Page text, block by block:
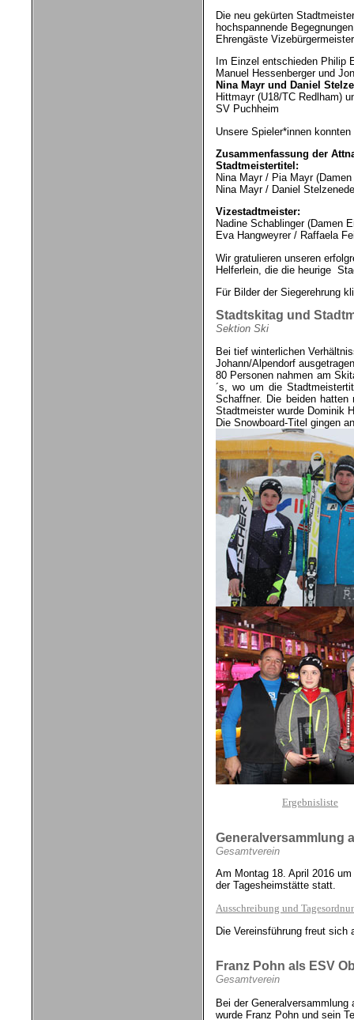
Die neu gekürten
hochspannende
Ehrengäste
Im Einzel entschieden Philip
Manuel Hessenberger und
Nina Mayr und Daniel
Hittmayr (U18/TC Redlham)
SV Puchheim
Unsere Spieler*innen
Zusammenfassung der
Stadtmeistertitel:
Nina Mayr / Pia Mayr (Damen
Nina Mayr / Daniel
Vizestadtmeister:
Nadine Schablinger (Damen
Eva Hangweyrer / Raffaela
Wir gratulieren unseren
Helferlein, die die heurige
Für Bilder der Siegerehrung
Stadtskitag und
Sektion Ski
Bei tief winterlichen
Johann/Alpendorf
80 Personen nahmen am
´s, wo um die
Schaffner. Die beiden
Stadtmeister wurde Dominik
Die Snowboard-Titel gingen
Ergebnisliste
Generalversammlung
Gesamtverein
Am Montag 18. April 2016
der Tagesheimstätte statt.
Ausschreibung und
Die Vereinsführung freut sich
Franz Pohn als ESV
Gesamtverein
Bei der
wurde Franz Pohn und sein